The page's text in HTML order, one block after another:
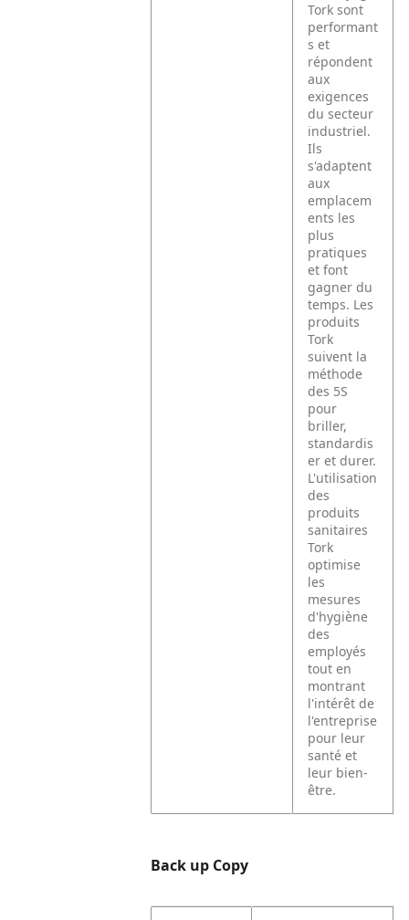
Tork sont
performant
s et
répondent
aux
exigences
du secteur
industriel.
Ils
s'adaptent
aux
emplacem
ents les
plus
pratiques
et font
gagner du
temps. Les
produits
Tork
suivent la
méthode
des 5S
pour
briller,
standardis
er et durer.
L'utilisation
des
produits
sanitaires
Tork
optimise
les
mesures
d'hygiène
des
employés
tout en
montrant
l'intérêt de
l'entreprise
pour leur
santé et
leur bien-
être.
Back up Copy